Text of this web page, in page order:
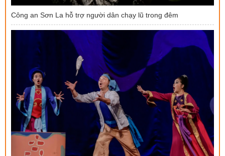
Công an Sơn La hỗ trợ người dân chạy lũ trong đêm